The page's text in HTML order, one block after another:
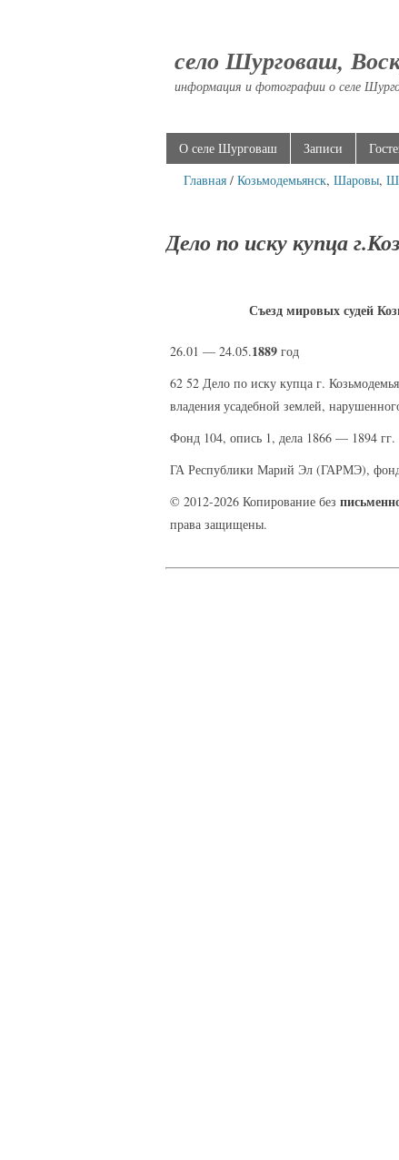
село Шурговаш,
информация и фотографии о селе
О селе Шурговаш Записи
Главная / Козьмодемьянск, Шаровы,
Дело по иску купца
Съезд мировых судей
26.01 — 24.05.1889 год
62 52 Дело по иску купца г.
владения усадебной землей,
Фонд 104, опись 1, дела 1866 — 1894 гг.
ГА Республики Марий Эл (ГАРМЭ),
© 2012-2026 Копирование без
права защищены.